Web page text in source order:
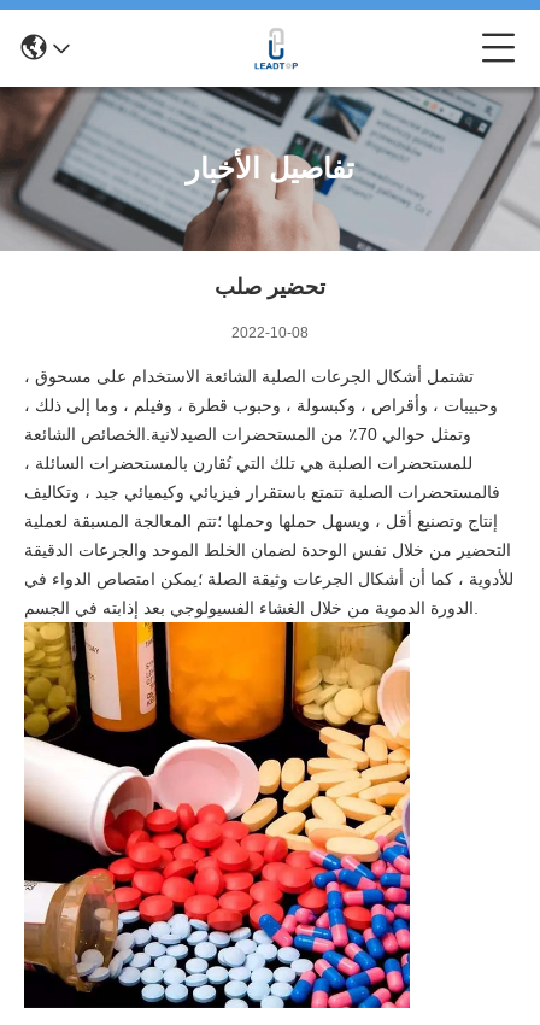
تفاصيل الأخبار
تحضير صلب
2022-10-08
تشتمل أشكال الجرعات الصلبة الشائعة الاستخدام على مسحوق ،
وحبيبات ، وأقراص ، وكبسولة ، وحبوب قطرة ، وفيلم ، وما إلى ذلك ،
وتمثل حوالي 70٪ من المستحضرات الصيدلانية.الخصائص الشائعة
للمستحضرات الصلبة هي تلك التي تُقارن بالمستحضرات السائلة ،
فالمستحضرات الصلبة تتمتع باستقرار فيزيائي وكيميائي جيد ، وتكاليف
إنتاج وتصنيع أقل ، ويسهل حملها وحملها ؛تتم المعالجة المسبقة لعملية
التحضير من خلال نفس الوحدة لضمان الخلط الموحد والجرعات الدقيقة
للأدوية ، كما أن أشكال الجرعات وثيقة الصلة ؛يمكن امتصاص الدواء في